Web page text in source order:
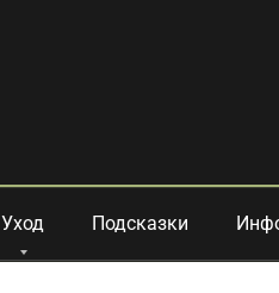
Уход Подсказки